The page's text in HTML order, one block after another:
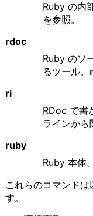
Ruby の内
を参照。
rdoc
Ruby のソ
るツール。
ri
RDoc で書
ラインから
ruby
Ruby 本体。
これらのコマンド
す。